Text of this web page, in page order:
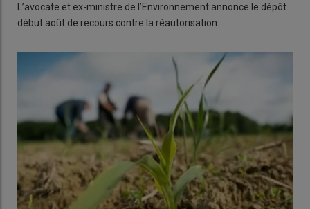
L’avocate et ex-ministre de l’Environnement annonce le dépôt
début août de recours contre la réautorisation…